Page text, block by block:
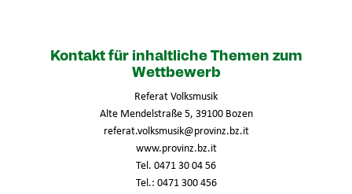
Kontakt für inhaltliche Themen zum
Wettbewerb
Referat Volksmusik
Alte Mendelstraße 5, 39100 Bozen
referat.volksmusik@provinz.bz.it
www.provinz.bz.it
Tel. 0471 30 04 56
Tel.: 0471 300 456